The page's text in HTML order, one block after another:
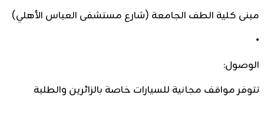
مبنى كلية الطف الجامعة (شارع مستشفى العباس الأهلي)
•
الوصول:
تتوفر مواقف مجانية للسيارات خاصة بالزائرين والطلبة